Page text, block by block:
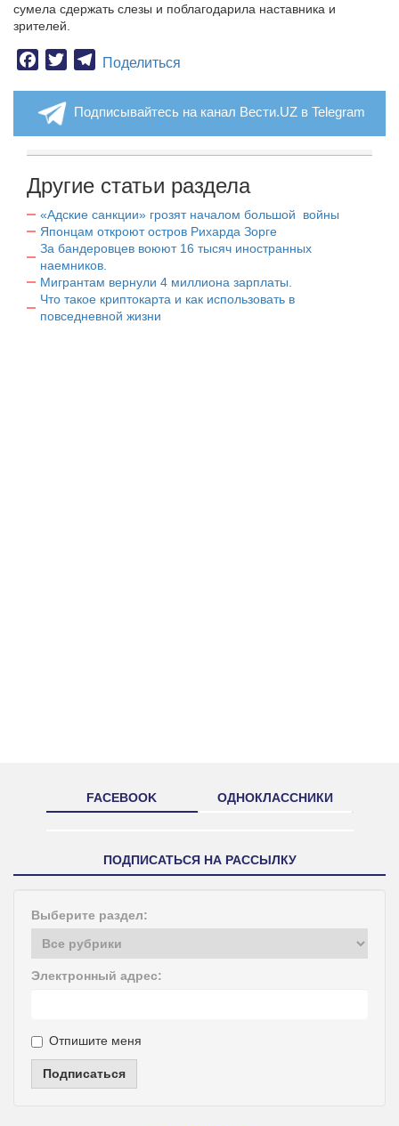
сумела сдержать слезы и поблагодарила наставника и
зрителей.
Facebook
TwitterTelegram
Поделиться
Подписывайтесь на канал Вести.UZ в Telegram
Другие статьи раздела
«Адские санкции» грозят началом большой войны
Японцам откроют остров Рихарда Зорге
За бандеровцев воюют 16 тысяч иностранных
наемников.
Мигрантам вернули 4 миллиона зарплаты.
Что такое криптокарта и как использовать в
повседневной жизни
FACEBOOK ОДНОКЛАССНИКИ
ПОДПИСАТЬСЯ НА РАССЫЛКУ
Выберите раздел:
Электронный адрес:
Отпишите меня
Подписаться